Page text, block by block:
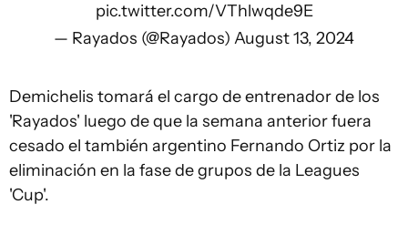
pic.twitter.com/VThlwqde9E
— Rayados (@Rayados) August 13, 2024
Demichelis tomará el cargo de entrenador de los
'Rayados' luego de que la semana anterior fuera
cesado el también argentino Fernando Ortiz por la
eliminación en la fase de grupos de la Leagues
'Cup'.